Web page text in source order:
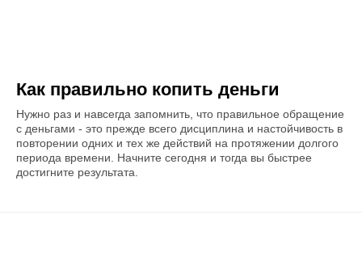
Как правильно копить деньги
Нужно раз и навсегда запомнить, что правильное обращение
с деньгами - это прежде всего дисциплина и настойчивость в
повторении одних и тех же действий на протяжении долгого
периода времени. Начните сегодня и тогда вы быстрее
достигните результата.